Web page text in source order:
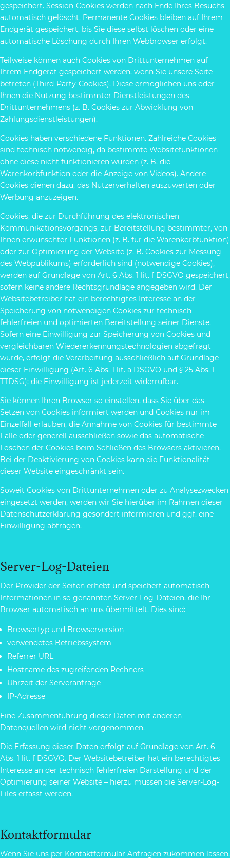
gespeichert. Session-Cookies werden nach Ende Ihres Besuchs
automatisch gelöscht. Permanente Cookies bleiben auf Ihrem
Endgerät gespeichert, bis Sie diese selbst löschen oder eine
automatische Löschung durch Ihren Webbrowser erfolgt.
Teilweise können auch Cookies von Drittunternehmen auf
Ihrem Endgerät gespeichert werden, wenn Sie unsere Seite
betreten (Third-Party-Cookies). Diese ermöglichen uns oder
Ihnen die Nutzung bestimmter Dienstleistungen des
Drittunternehmens (z. B. Cookies zur Abwicklung von
Zahlungsdienstleistungen).
Cookies haben verschiedene Funktionen. Zahlreiche Cookies
sind technisch notwendig, da bestimmte Websitefunktionen
ohne diese nicht funktionieren würden (z. B. die
Warenkorbfunktion oder die Anzeige von Videos). Andere
Cookies dienen dazu, das Nutzerverhalten auszuwerten oder
Werbung anzuzeigen.
Cookies, die zur Durchführung des elektronischen
Kommunikationsvorgangs, zur Bereitstellung bestimmter, von
Ihnen erwünschter Funktionen (z. B. für die Warenkorbfunktion)
oder zur Optimierung der Website (z. B. Cookies zur Messung
des Webpublikums) erforderlich sind (notwendige Cookies),
werden auf Grundlage von Art. 6 Abs. 1 lit. f DSGVO gespeichert,
sofern keine andere Rechtsgrundlage angegeben wird. Der
Websitebetreiber hat ein berechtigtes Interesse an der
Speicherung von notwendigen Cookies zur technisch
fehlerfreien und optimierten Bereitstellung seiner Dienste.
Sofern eine Einwilligung zur Speicherung von Cookies und
vergleichbaren Wiedererkennungstechnologien abgefragt
wurde, erfolgt die Verarbeitung ausschließlich auf Grundlage
dieser Einwilligung (Art. 6 Abs. 1 lit. a DSGVO und § 25 Abs. 1
TTDSG); die Einwilligung ist jederzeit widerrufbar.
Sie können Ihren Browser so einstellen, dass Sie über das
Setzen von Cookies informiert werden und Cookies nur im
Einzelfall erlauben, die Annahme von Cookies für bestimmte
Fälle oder generell ausschließen sowie das automatische
Löschen der Cookies beim Schließen des Browsers aktivieren.
Bei der Deaktivierung von Cookies kann die Funktionalität
dieser Website eingeschränkt sein.
Soweit Cookies von Drittunternehmen oder zu Analysezwecken
eingesetzt werden, werden wir Sie hierüber im Rahmen dieser
Datenschutzerklärung gesondert informieren und ggf. eine
Einwilligung abfragen.
Server-Log-Dateien
Der Provider der Seiten erhebt und speichert automatisch
Informationen in so genannten Server-Log-Dateien, die Ihr
Browser automatisch an uns übermittelt. Dies sind:
Browsertyp und Browserversion
verwendetes Betriebssystem
Referrer URL
Hostname des zugreifenden Rechners
Uhrzeit der Serveranfrage
IP-Adresse
Eine Zusammenführung dieser Daten mit anderen
Datenquellen wird nicht vorgenommen.
Die Erfassung dieser Daten erfolgt auf Grundlage von Art. 6
Abs. 1 lit. f DSGVO. Der Websitebetreiber hat ein berechtigtes
Interesse an der technisch fehlerfreien Darstellung und der
Optimierung seiner Website – hierzu müssen die Server-Log-
Files erfasst werden.
Kontaktformular
Wenn Sie uns per Kontaktformular Anfragen zukommen lassen,